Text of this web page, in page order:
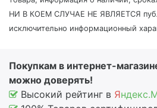
НИ В КОЕМ СЛУЧАЕ НЕ ЯВЛЯЕТСЯ
исключительно информационный
Покупкам в интернет-
можно доверять!
Высокий рейтинг в Я